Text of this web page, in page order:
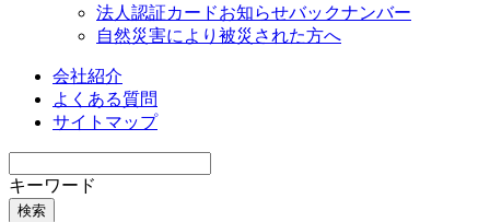
法人認証カードお知らせバックナンバー
自然災害により被災された方へ
会社紹介
よくある質問
サイトマップ
キーワード
検索